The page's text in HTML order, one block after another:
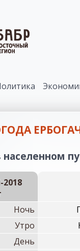
Ночь
Утро
День